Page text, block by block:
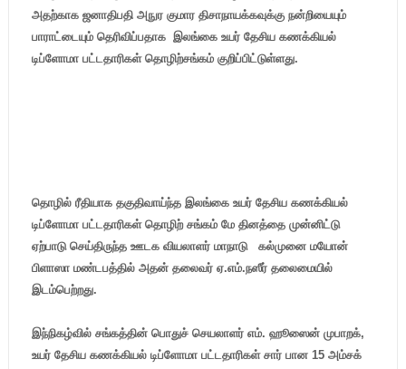
அதற்காக ஜனாதிபதி அநுர குமார திசாநாயக்கவுக்கு நன்றியையும்
பாராட்டையும் தெரிவிப்பதாக இலங்கை உயர் தேசிய கணக்கியல்
டிப்ளோமா பட்டதாரிகள் தொழிற்சங்கம் குறிப்பிட்டுள்ளது.
தொழில் ரீதியாக தகுதிவாய்ந்த இலங்கை உயர் தேசிய கணக்கியல்
டிப்ளோமா பட்டதாரிகள் தொழிற் சங்கம் மே தினத்தை முன்னிட்டு
ஏற்பாடு செய்திருந்த ஊடக வியலாளர் மாநாடு கல்முனை மயோன்
பிளாஸா மண்டபத்தில் அதன் தலைவர் ஏ.எம்.நஸீர் தலைமையில்
இடம்பெற்றது.
இந்நிகழ்வில் சங்கத்தின் பொதுச் செயலாளர் எம். ஹூஸைன் முபாறக்,
உயர் தேசிய கணக்கியல் டிப்ளோமா பட்டதாரிகள் சார் பான 15 அம்சக்